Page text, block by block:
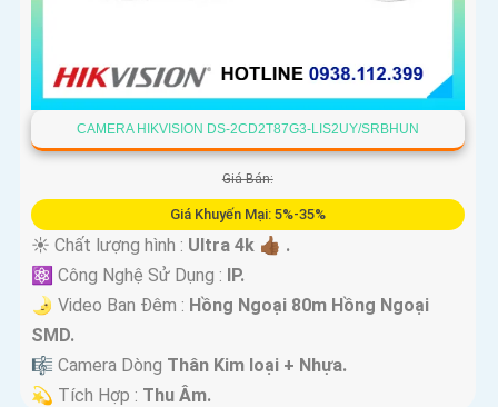
CAMERA HIKVISION DS-2CD2T87G3-LIS2UY/SRBHUN
Giá Bán:
Giá Khuyến Mại: 5%-35%
☀️ Chất lượng hình : Ultra 4k 👍🏾 .
⚛️ Công Nghệ Sử Dụng : IP.
🌛 Video Ban Đêm : Hồng Ngoại 80m Hồng Ngoại
SMD.
🎼️ Camera Dòng Thân Kim loại + Nhựa.
️💫 Tích Hợp : Thu Âm.